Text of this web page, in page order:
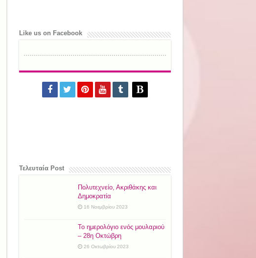
Like us on Facebook
Τελευταία Post
Πολυτεχνείο, Ακριθάκης και
Δημοκρατία
16 Νοεμβρίου 2023
Το ημερολόγιο ενός μουλαριού
– 28η Οκτώβρη
26 Οκτωβρίου 2023